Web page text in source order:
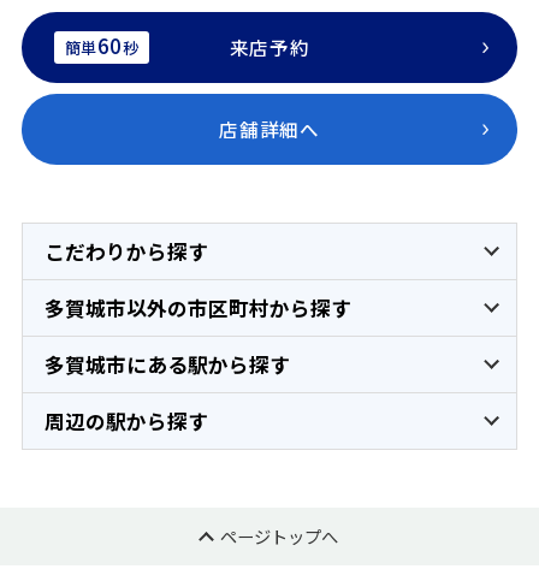
簡単60秒 来店予約
店舗詳細へ
こだわりから探す
多賀城市以外の市区町村から探す
多賀城市にある駅から探す
周辺の駅から探す
ページトップへ